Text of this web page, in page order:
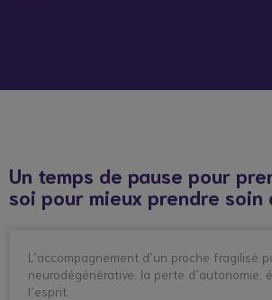
Un temps de pause pour
soi pour mieux prendre soin
L’accompagnement d’un proche fragilisé
neurodégénérative, la perte d’autonomie,
l’esprit.